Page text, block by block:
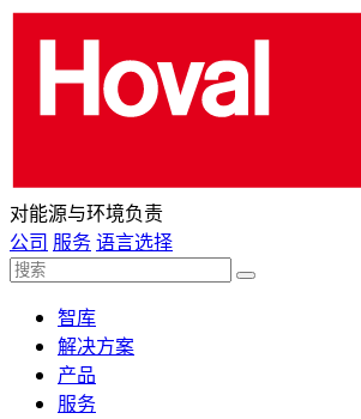
对能源与环境负责
公司 服务语言选择
智库
解决方案
产品
服务